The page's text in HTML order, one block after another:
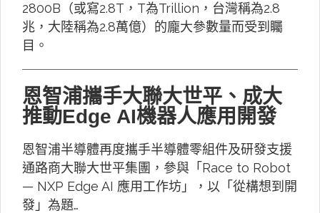
2800B（或寫2.8T，T為Trillion，台灣稱為2.8
兆，大陸稱為2.8萬億）的龐大參數量而受到矚
目。
恩智浦攜手大聯大世平、成大
推動Edge AI機器人應用開發
恩智浦半導體再度攜手半導體零組件及研發支援
通路商大聯大世平集團，參與「Race to Robot
— NXP Edge AI 應用工作坊」，以「從構想到開
發」為題…